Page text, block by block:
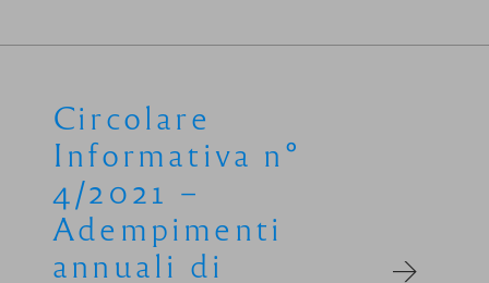
Circolare
Informativa n°
4/2021 –
Adempimenti
annuali di